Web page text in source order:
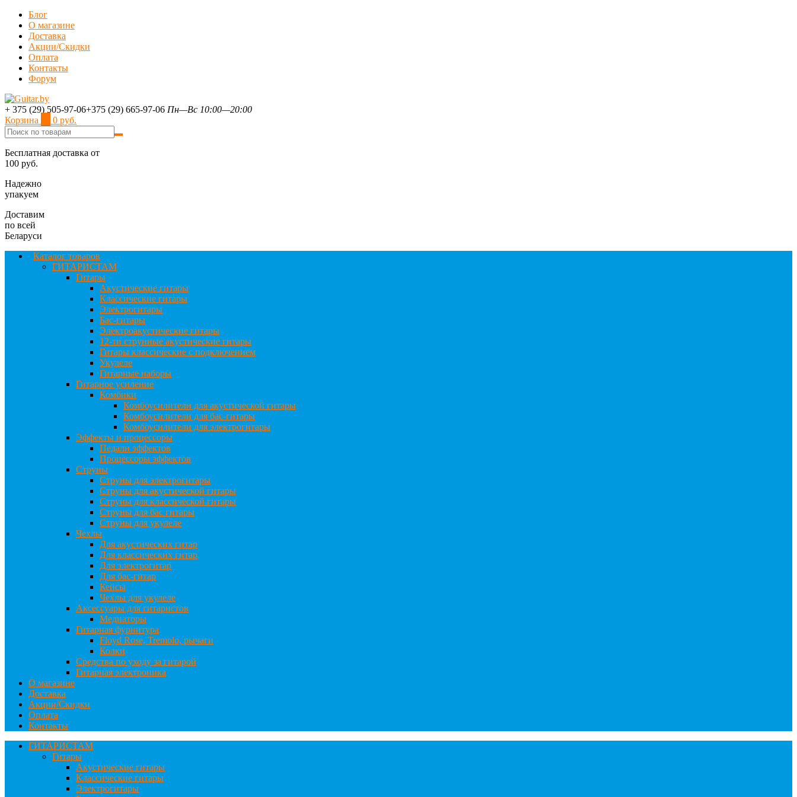
Блог
О магазине
Доставка
Акции/Скидки
Оплата
Контакты
Форум
+ 375 (29) 505-97-06+375 (29) 665-97-06 Пн—Вс 10:00—20:00
Корзина
0 руб.
Бесплатная доставка от
100 руб.
Надежно
упакуем
Доставим
по всей
Беларуси
Каталог товаров
ГИТАРИСТАМ
Гитары
Акустические гитары
Классические гитары
Электрогитары
Бас-гитары
Электроакустические гитары
12-ти струнные акустические гитары
Гитары классические с подключением
Укулеле
Гитарные наборы
Гитарное усиление
Комбики
Комбоусилители для акустической гитары
Комбоусилители для бас-гитары
Комбоусилители для электрогитары
Эффекты и процессоры
Педали эффектов
Процессоры эффектов
Струны
Струны для электрогитары
Струны для акустической гитары
Струны для классической гитары
Струны для бас гитары
Струны для укулеле
Чехлы
Для акустических гитар
Для классических гитар
Для электрогитар
Для бас-гитар
Кейсы
Чехлы для укулеле
Аксессуары для гитаристов
Медиаторы
Гитарная фурнитура
Floyd Rose, Tremolo, рычаги
Колки
Средства по уходу за гитарой
Гитарная электроника
О магазине
Доставка
Акции/Скидки
Оплата
Контакты
ГИТАРИСТАМ
Гитары
Акустические гитары
Классические гитары
Электрогитары